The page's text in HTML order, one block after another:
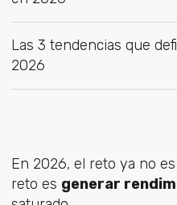
Las 3 tendencias que
2026
En 2026, el reto ya no
reto es generar